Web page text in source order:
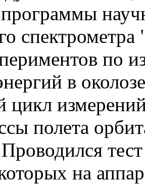
по
в
цикл
полета
Проводился
на